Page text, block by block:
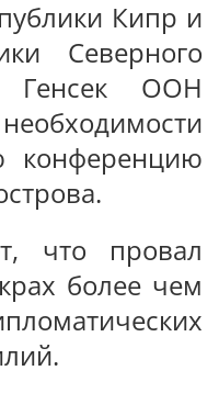
Кипр и
Северного
ООН
конференцию
что провал
более чем